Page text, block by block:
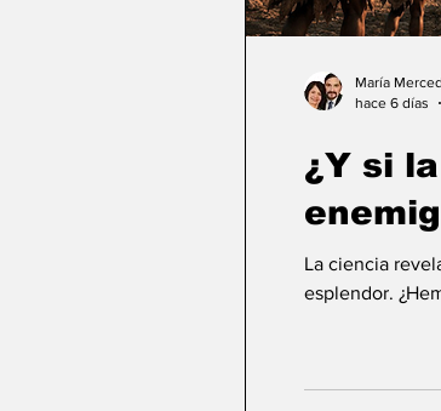
¿Y si
La ciencia
esplendor.
María
hace 6 días